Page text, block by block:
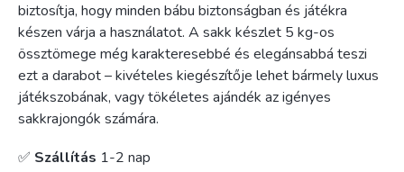
biztosítja, hogy minden bábu biztonságban és játékra
készen várja a használatot. A sakk készlet 5 kg-os
össztömege még karakteresebbé és elegánsabbá teszi
ezt a darabot – kivételes kiegészítője lehet bármely luxus
játékszobának, vagy tökéletes ajándék az igényes
sakkrajongók számára.
✅ Szállítás 1-2 nap